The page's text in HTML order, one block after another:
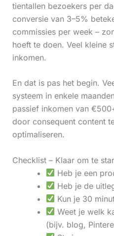
tientallen bezoekers per
conversie van 3–5%
commissies per week –
hoeft te doen. Veel kleine
inkomen.
En dat is pas het begin.
systeem in enkele
passief inkomen van
door consequent content
optimaliseren.
Checklist – Klaar om te
Heb je een
Heb je de
Kun je 30
Weet je welk
(bijv. blog,